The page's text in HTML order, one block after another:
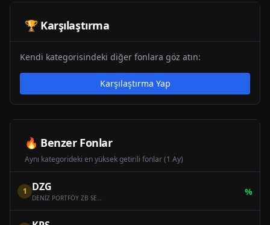
🏆 Karşılaştırma
Kendi kategorisindeki diğer fonlara göz atın:
Karşılaştırma Yap
🔥 Benzer Fonlar
Aynı kategorideki en yüksek getirili fonlar (1 Ay)
1 DZG
DENİZ PORTFÖY ZB SERBEST (DÖVİZ) ÖZEL FON
%